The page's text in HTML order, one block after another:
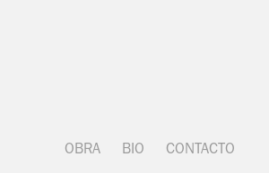
OBRA BIO CONTACTO